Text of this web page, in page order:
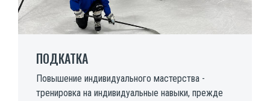
ПОДКАТКА
Повышение индивидуального мастерства -
тренировка на индивидуальные навыки, прежде